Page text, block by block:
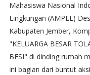
Mahasiswa Nasional
Lingkungan (AMPEL)
Kabupaten Jember,
"KELUARGA BESAR
BESI" di dinding rumah
ini bagian dari buntut